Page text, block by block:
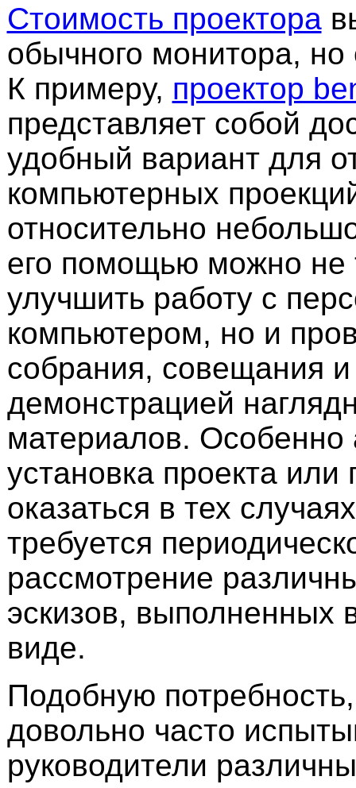
Стоимость проектора
обычного монитора, но
К примеру, проектор
представляет собой
удобный вариант для
компьютерных
относительно
его помощью можно не
улучшить работу с
компьютером, но и
собрания, совещания и
демонстрацией
материалов. Особенно
установка проекта
оказаться в тех
требуется
рассмотрение
эскизов, выполненных
виде.
Подобную
довольно часто
руководители